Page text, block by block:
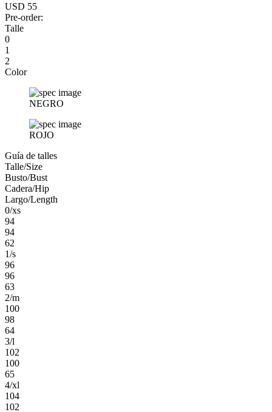
USD 55
Pre-order:
Talle
0
1
2
Color
NEGRO
ROJO
Guía de talles
Talle/Size
Busto/Bust
Cadera/Hip
Largo/Length
0/xs
94
94
62
1/s
96
96
63
2/m
100
98
64
3/l
102
100
65
4/xl
104
102